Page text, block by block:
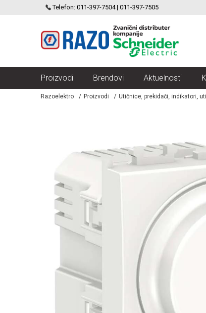
Telefon: 011-397-7504 | 011-397-7505
ELECTRIC VELIKI IZBOR MODULARNIH PREKIDACA I
Proizvodi Brendovi Aktuelnosti
Razoelektro Proizvodi Utičnice, prekidači, indikatori,